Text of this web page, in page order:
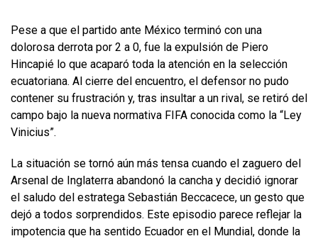
Pese a que el partido ante México terminó con una
dolorosa derrota por 2 a 0, fue la expulsión de Piero
Hincapié lo que acaparó toda la atención en la selección
ecuatoriana. Al cierre del encuentro, el defensor no pudo
contener su frustración y, tras insultar a un rival, se retiró del
campo bajo la nueva normativa FIFA conocida como la “Ley
Vinicius”.
La situación se tornó aún más tensa cuando el zaguero del
Arsenal de Inglaterra abandonó la cancha y decidió ignorar
el saludo del estratega Sebastián Beccacece, un gesto que
dejó a todos sorprendidos. Este episodio parece reflejar la
impotencia que ha sentido Ecuador en el Mundial, donde la